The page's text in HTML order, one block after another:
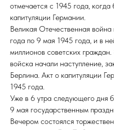
отмечается с 1945 года,
капитуляции Германии.
Великая Отечественная
года по 9 мая 1945 года, и в
миллионов советских
войска начали наступление,
Берлина. Акт о капитуляции
1945 года.
Уже в 6 утра следующего дня
9 мая государственным
Вечером состоялся